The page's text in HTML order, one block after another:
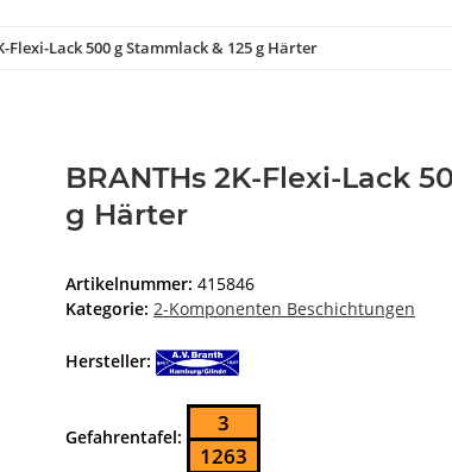
Flexi-Lack 500 g Stammlack & 125 g Härter
BRANTHs 2K-Flexi-Lack
g Härter
Artikelnummer: 415846
Kategorie: 2-Komponenten Beschichtungen
Hersteller:
Gefahrentafel:
3
1263